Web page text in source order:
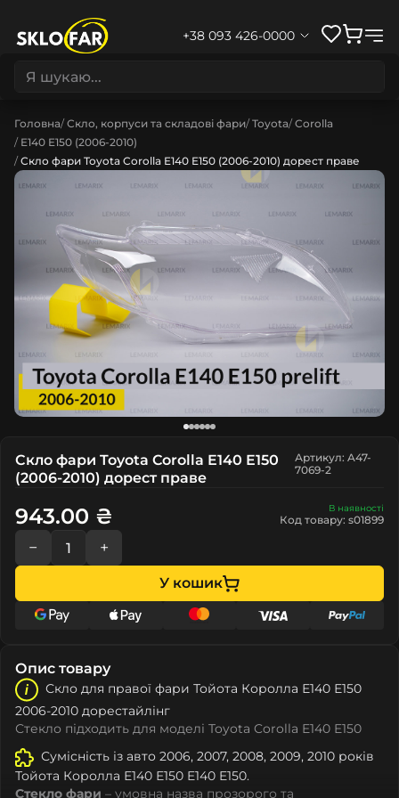
+38 093 426-0000
Головна Скло, корпуси та складові фари Toyota Corolla
E140 E150 (2006-2010)
Скло фари Toyota Corolla E140 E150 (2006-2010) дорест праве
Скло фари Toyota Corolla E140 E150
(2006-2010) дорест праве
Артикул: A47-
7069-2
В наявності
Код товару: s01899
943.00 ₴
− +
У кошик
Опис товару
Скло для правої фари Тойота Королла Е140 Е150
2006-2010 дорестайлінг
Стекло підходить для моделі Toyota Corolla E140 E150
Сумісність із авто 2006, 2007, 2008, 2009, 2010 років
Тойота Королла Е140 Е150 E140 E150.
Стекло фари – умовна назва прозорого та